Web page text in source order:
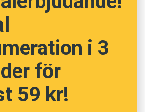
komma in och hämta
i 3
för
59 kr!